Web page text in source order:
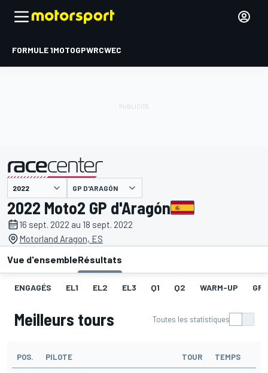
FORMULE 1MOTOGPWRCWEC
présenté par GP D'ARAGÓN
2022 Moto2 GP d'Aragón
16 sept. 2022 au 18 sept. 2022
Motorland Aragon, ES
Vue d'ensembleRésultats
ENGAGÉS EL1 EL2 EL3 Q1 Q2 WARM-UP
Meilleurs tours Toutes les statistiques
POS. PILOTE TOUR TEMPS